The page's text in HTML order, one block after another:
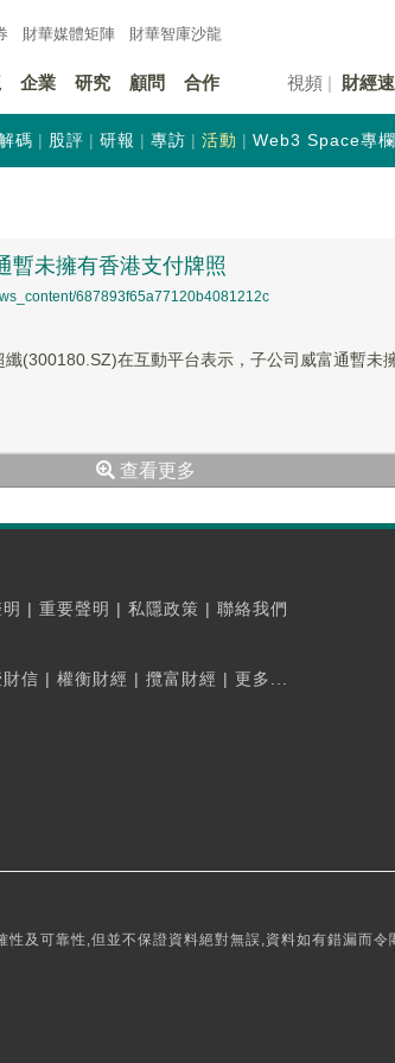
財華媒體矩陣 財華智庫沙龍
企業 研究 顧問 合作 視頻 財經
碼 股評 研報 專訪 活動 Web3 Space專欄
暫未擁有香港支付牌照
687893f65a77120b4081212c
纖(300180.SZ)在互動平台表示，子公司威富通暫未
查看更多
| 重要聲明 | 私隱政策 | 聯絡我們
財信 | 權衡財經 | 攬富財經 | 更多...
及可靠性,但並不保證資料絕對無誤,資料如有錯漏而令